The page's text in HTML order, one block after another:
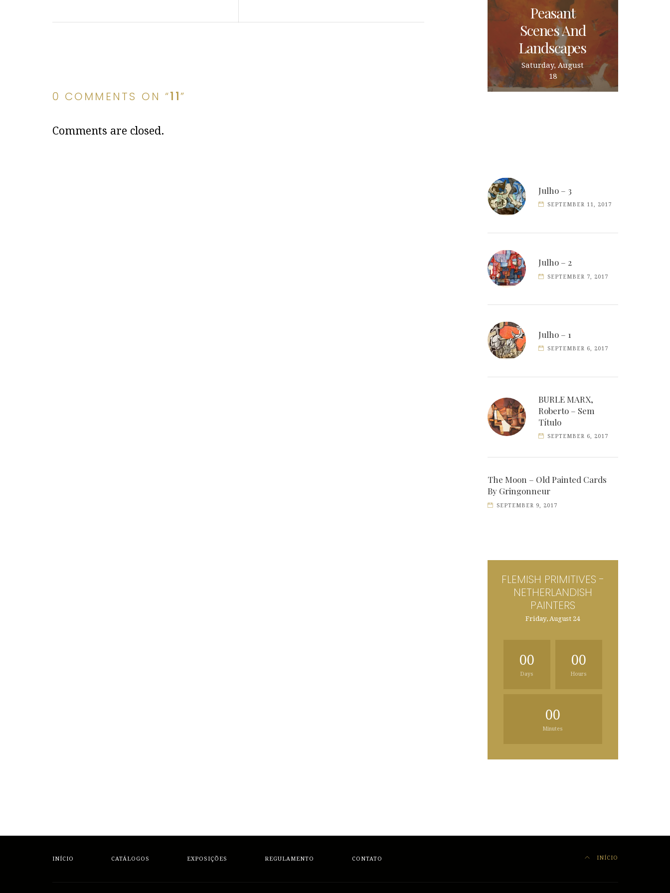
0 COMMENTS ON “11”
Comments are closed.
Peasant
Scenes And
Landscapes
Saturday, August
18
Julho – 3
SEPTEMBER 11, 2017
Julho – 2
SEPTEMBER 7, 2017
Julho – 1
SEPTEMBER 6, 2017
BURLE MARX,
Roberto – Sem
Título
SEPTEMBER 6, 2017
The Moon – Old Painted Cards
By Gringonneur
SEPTEMBER 9, 2017
FLEMISH PRIMITIVES -
NETHERLANDISH
PAINTERS
Friday, August 24
00
Days
00
Hours
00
Minutes
INÍCIO CATÁLOGOS EXPOSIÇÕES REGULAMENTO CONTATO INÍCIO